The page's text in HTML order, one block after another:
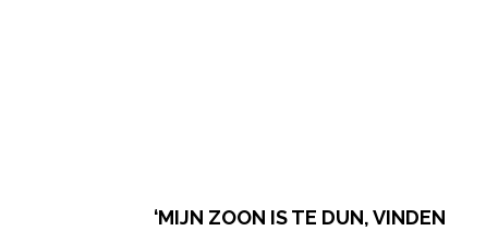
‘MIJN ZOON IS TE DUN, VINDEN